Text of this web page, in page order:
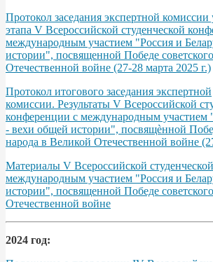
Протокол заседания экспертной комиссии
этапа V Всероссийской студенческой
международным участием "Россия и
истории", посвященной Победе
Отечественной войне (27-28 марта 2025 г.)
Протокол итогового заседания экспертной
комиссии. Результаты V Всероссийской
конференции с международным участием
- вехи общей истории", посвящѐнной
народа в Великой Отечественной войне
Материалы V Всероссийской
международным участием "Россия и
истории", посвященной Победе
Отечественной войне
2024 год: